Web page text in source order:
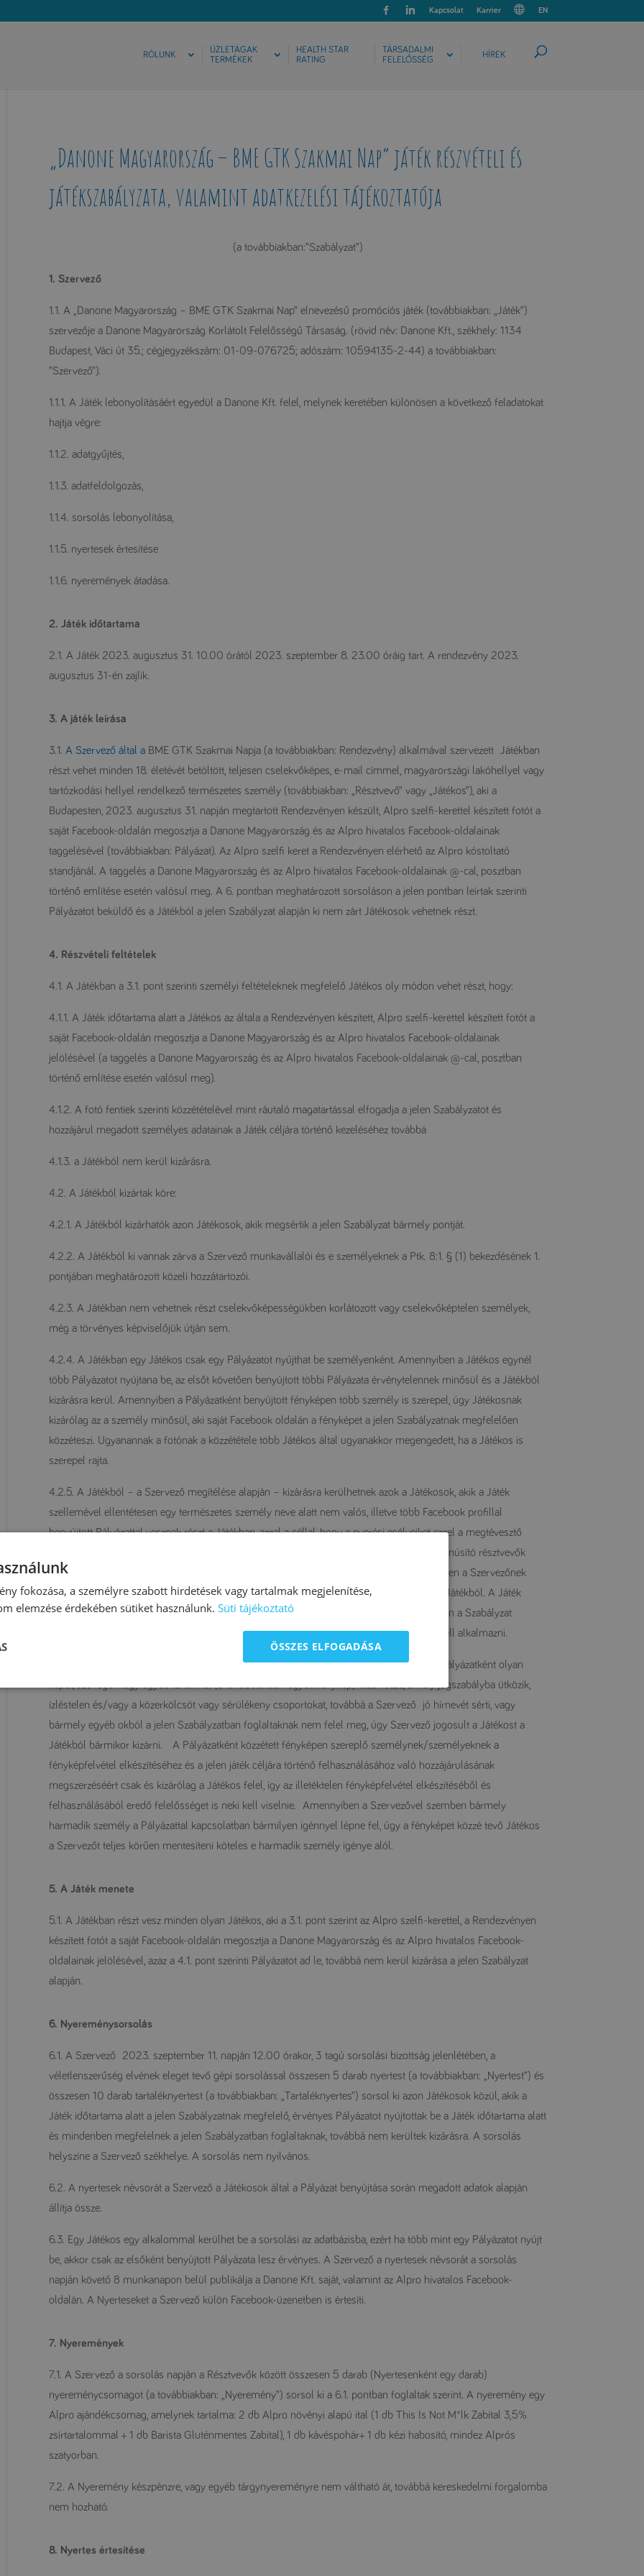
Kapcsolat Karrier EN
RÓLUNK
ÜZLETÁGAK
TERMÉKEK
HEALTH STAR
RATING
TÁRSADALMI
FELELŐSSÉG
HÍREK
„Danone Magyarország – BME GTK Szakmai Nap” játék részvételi és
játékszabályzata, valamint adatkezelési tájékoztatója
(a továbbiakban:”Szabályzat”)
1. Szervező
1.1. A „Danone Magyarország – BME GTK Szakmai Nap” elnevezésű promóciós játék (továbbiakban: „Játék”)
szervezője a Danone Magyarország Korlátolt Felelősségű Társaság. (rövid név: Danone Kft., székhely: 1134
Budapest, Váci út 35.; cégjegyzékszám: 01-09-076725; adószám: 10594135-2-44) a továbbiakban:
”Szervező”).
1.1.1. A Játék lebonyolításáért egyedül a Danone Kft. felel, melynek keretében különösen a következő feladatokat
hajtja végre:
1.1.2. adatgyűjtés,
1.1.3. adatfeldolgozás,
1.1.4. sorsolás lebonyolítása,
1.1.5. nyertesek értesítése
1.1.6. nyeremények átadása.
2. Játék időtartama
2.1. A Játék 2023. augusztus 31. 10.00 órától 2023. szeptember 8. 23.00 óráig tart. A rendezvény 2023.
augusztus 31-én zajlik.
3. A játék leírása
3.1.A Szervező által a BME GTK Szakmai Napja (a továbbiakban: Rendezvény) alkalmával szervezett Játékban
részt vehet minden 18. életévét betöltött, teljesen cselekvőképes, e-mail címmel, magyarországi lakóhellyel vagy
tartózkodási hellyel rendelkező természetes személy (továbbiakban: „Résztvevő” vagy „Játékos”), aki a
Budapesten, 2023. augusztus 31. napján megtartott Rendezvényen készült, Alpro szelfi-kerettel készített fotót a
saját Facebook-oldalán megosztja a Danone Magyarország és az Alpro hivatalos Facebook-oldalainak
taggelésével (továbbiakban: Pályázat). Az Alpro szelfi keret a Rendezvényen elérhető az Alpro kóstoltató
standjánál. A taggelés a Danone Magyarország és az Alpro hivatalos Facebook-oldalainak @-cal, posztban
történő említése esetén valósul meg. A 6. pontban meghatározott sorsoláson a jelen pontban leírtak szerinti
Pályázatot beküldő és a Játékból a jelen Szabályzat alapján ki nem zárt Játékosok vehetnek részt.
4. Részvételi feltételek
4.1. A Játékban a 3.1. pont szerinti személyi feltételeknek megfelelő Játékos oly módon vehet részt, hogy:
4.1.1. A Játék időtartama alatt a Játékos az általa a Rendezvényen készített, Alpro szelfi-kerettel készített fotót a
saját Facebook-oldalán megosztja a Danone Magyarország és az Alpro hivatalos Facebook-oldalainak
jelölésével (a taggelés a Danone Magyarország és az Alpro hivatalos Facebook-oldalainak @-cal, posztban
történő említése esetén valósul meg).
4.1.2. A fotó fentiek szerinti közzétételével mint ráutaló magatartással elfogadja a jelen Szabályzatot és
hozzájárul megadott személyes adatainak a Játék céljára történő kezeléséhez továbbá
4.1.3. a Játékból nem kerül kizárásra.
4.2. A Játékból kizártak köre:
4.2.1. A Játékból kizárhatók azon Játékosok, akik megsértik a jelen Szabályzat bármely pontját.
4.2.2. A Játékból ki vannak zárva a Szervező munkavállalói és e személyeknek a Ptk. 8:1. § (1) bekezdésének 1.
pontjában meghatározott közeli hozzátartozói.
4.2.3. A Játékban nem vehetnek részt cselekvőképességükben korlátozott vagy cselekvőképtelen személyek,
még a törvényes képviselőjük útján sem.
4.2.4. A Játékban egy Játékos csak egy Pályázatot nyújthat be személyenként. Amennyiben a Játékos egynél
több Pályázatot nyújtana be, az elsőt követően benyújtott többi Pályázata érvénytelennek minősül és a Játékból
kizárásra kerül. Amennyiben a Pályázatként benyújtott fényképen több személy is szerepel, úgy Játékosnak
kizárólag az a személy minősül, aki saját Facebook oldalán a fényképet a jelen Szabályzatnak megfelelően
közzéteszi. Ugyanannak a fotónak a közzététele több Játékos által ugyanakkor megengedett, ha a Játékos is
szerepel rajta.
4.2.5. A Játékból – a Szervező megítélése alapján – kizárásra kerülhetnek azok a Játékosok, akik a Játék
szellemével ellentétesen egy természetes személy neve alatt nem valós, illetve több Facebook profillal
benyújtott Pályázattal vesznek részt a Játékban, azzal a céllal, hogy a nyerési esélyeiket ezzel a megtévesztő
magatartással megnöveljék. A jelen pontban meghatározott, tisztességtelen magatartást tanúsító résztvevők
vagy Játékosok kötelesek megtéríteni minden olyan kárt, amelyet a Játékkal összefüggésben a Szervezőnek
okoztak. Szervező a nem valós adatokat megadó résztvevőket automatikusan kizárhatja a Játékból. A Játék
lebonyolítása, illetve az abban való részvétel a jelen Szabályzat szerint történik. Amennyiben a Szabályzat
valamely kérdést nem szabályoz, úgy a hatályos jogszabályok vonatkozó rendelkezéseit kell alkalmazni.
4.2.6. A Szervező fenntartja magának a jogot arra, hogy amennyiben, valamely Játékos Pályázatként olyan
képet, szöveget vagy egyéb tartalmat (a továbbiakban együtt:fénykép) tesz közzé, amely jogszabályba ütközik,
ízléstelen és/vagy a közerkölcsöt vagy sérülékeny csoportokat, továbbá a Szervező jó hírnevét sérti, vagy
bármely egyéb okból a jelen Szabályzatban foglaltaknak nem felel meg, úgy Szervező jogosult a Játékost a
Játékból bármikor kizárni. A Pályázatként közzétett fényképen szereplő személynek/személyeknek a
fényképfelvétel elkészítéséhez és a jelen játék céljára történő felhasználásához való hozzájárulásának
megszerzéséért csak és kizárólag a Játékos felel, így az illetéktelen fényképfelvétel elkészítéséből és
felhasználásából eredő felelősséget is neki kell viselnie. Amennyiben a Szervezővel szemben bármely
harmadik személy a Pályázattal kapcsolatban bármilyen igénnyel lépne fel, úgy a fényképet közzé tevő Játékos
a Szervezőt teljes körűen mentesíteni köteles e harmadik személy igénye alól.
5. A Játék menete
5.1. A Játékban részt vesz minden olyan Játékos, aki a 3.1. pont szerint az Alpro szelfi-kerettel, a Rendezvényen
készített fotót a saját Facebook-oldalán megosztja a Danone Magyarország és az Alpro hivatalos Facebook-
oldalainak jelölésével, azaz a 4.1. pont szerinti Pályázatot ad le, továbbá nem kerül kizárása a jelen Szabályzat
alapján.
6. Nyereménysorsolás
6.1. A Szervező 2023. szeptember 11. napján 12.00 órakor, 3 tagú sorsolási bizottság jelenlétében, a
véletlenszerűség elvének eleget tevő gépi sorsolással összesen 5 darab nyertest (a továbbiakban: „Nyertest”) és
összesen 10 darab tartaléknyertest (a továbbiakban: „Tartaléknyertes”) sorsol ki azon Játékosok közül, akik a
Játék időtartama alatt a jelen Szabályzatnak megfelelő, érvényes Pályázatot nyújtottak be a Játék időtartama alatt
és mindenben megfelelnek a jelen Szabályzatban foglaltaknak, továbbá nem kerültek kizárásra. A sorsolás
helyszíne a Szervező székhelye. A sorsolás nem nyilvános.
6.2. A nyertesek névsorát a Szervező a Játékosok által a Pályázat benyújtása során megadott adatok alapján
állítja össze.
6.3. Egy Játékos egy alkalommal kerülhet be a sorsolási az adatbázisba, ezért ha több mint egy Pályázatot nyújt
be, akkor csak az elsőként benyújtott Pályázata lesz érvényes. A Szervező a nyertesek névsorát a sorsolás
napján követő 8 munkanapon belül publikálja a Danone Kft. saját, valamint az Alpro hivatalos Facebook-
oldalán. A Nyerteseket a Szervező külön Facebook-üzenetben is értesíti.
7. Nyeremények
7.1. A Szervező a sorsolás napján a Résztvevők között összesen 5 darab (Nyertesenként egy darab)
nyereménycsomagot (a továbbiakban: „Nyeremény”) sorsol ki a 6.1. pontban foglaltak szerint. A nyeremény egy
Alpro ajándékcsomag, amelynek tartalma: 2 db Alpro növényi alapú ital (1 db This Is Not M*lk Zabital 3,5%
zsírtartalommal + 1 db Barista Gluténmentes Zabital), 1 db kávéspohár+ 1 db kézi habosító, mindez Alprós
szatyorban.
7.2. A Nyeremény készpénzre, vagy egyéb tárgynyereményre nem váltható át, továbbá kereskedelmi forgalomba
nem hozható.
8. Nyertes értesítése
fokozása, a személyre szabott hirdetések vagy tartalmak megjelenítése,
elemzése érdekében sütiket használunk. Süti tájékoztató
ÖSSZES ELFOGADÁSA